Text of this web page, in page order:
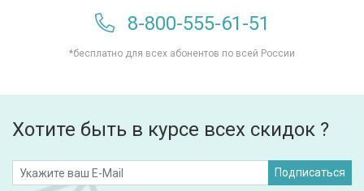
8-800-555-61-51
*бесплатно для всех абонентов по всей России
Хотите быть в курсе всех скидок ?
Подписаться